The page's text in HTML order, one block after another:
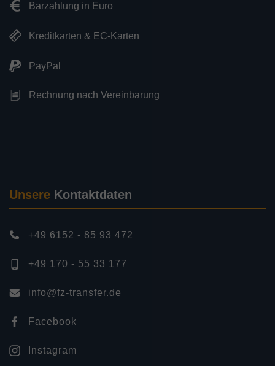
Barzahlung in Euro
Kreditkarten & EC-Karten
PayPal
Rechnung nach Vereinbarung